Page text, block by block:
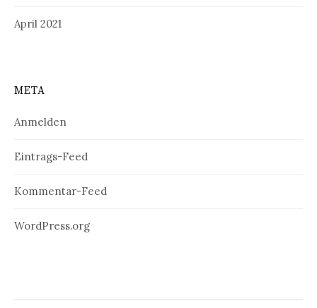
April 2021
META
Anmelden
Eintrags-Feed
Kommentar-Feed
WordPress.org